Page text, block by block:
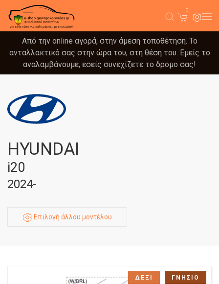
0
Από την online αγορά, στην άμεση τοποθέτηση. Το
ανταλλακτικό σας στην ώρα του, στη θέση του. Εμείς το
αναλαμβάνουμε, εσείς συνεχίζετε το δρόμο σας!
HYUNDAI
i20
2024-
Επιλογή άλλου μοντέλου
ΔΕΞΙ ΓΝΗΣΙΟ